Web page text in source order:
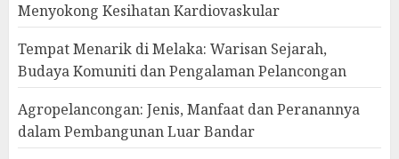
Menyokong Kesihatan Kardiovaskular
Tempat Menarik di Melaka: Warisan Sejarah,
Budaya Komuniti dan Pengalaman Pelancongan
Agropelancongan: Jenis, Manfaat dan Peranannya
dalam Pembangunan Luar Bandar